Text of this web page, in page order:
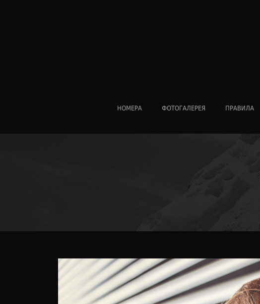
НОМЕРА ФОТОГАЛЕРЕЯ ПРАВИЛА